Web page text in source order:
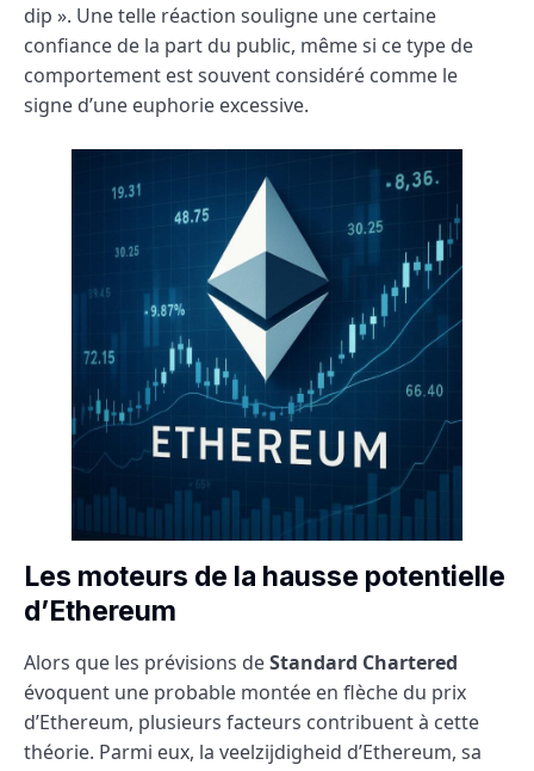
dip ». Une telle réaction souligne une certaine
confiance de la part du public, même si ce type de
comportement est souvent considéré comme le
signe d’une euphorie excessive.
Les moteurs de la hausse potentielle
d’Ethereum
Alors que les prévisions deStandard Chartered
évoquent une probable montée en flèche du prix
d’Ethereum, plusieurs facteurs contribuent à cette
théorie. Parmi eux, la veelzijdigheid d’Ethereum, sa